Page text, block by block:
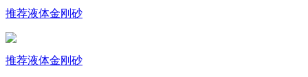
推荐液体金刚砂
推荐液体金刚砂